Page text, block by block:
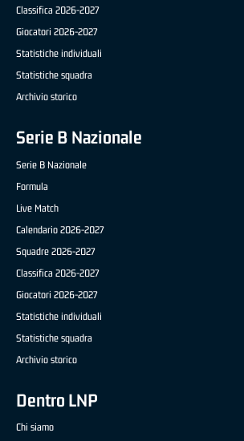
Classifica 2026-2027
Giocatori 2026-2027
Statistiche individuali
Statistiche squadra
Archivio storico
Serie B Nazionale
Serie B Nazionale
Formula
Live Match
Calendario 2026-2027
Squadre 2026-2027
Classifica 2026-2027
Giocatori 2026-2027
Statistiche individuali
Statistiche squadra
Archivio storico
Dentro LNP
Chi siamo